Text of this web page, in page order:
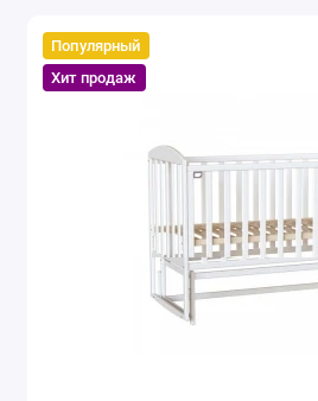
Популярный
Хит продаж